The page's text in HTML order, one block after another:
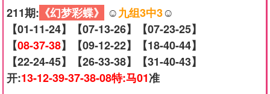
211期: 《幻梦彩蝶》 ☺️九组3中3☺️
【01-11-24】【07-13-26】【07-23-25】
【08-37-38】【09-12-22】【18-40-44】
【22-24-45】【26-33-38】【31-40-43】
开:13-12-39-37-38-08特:马01准